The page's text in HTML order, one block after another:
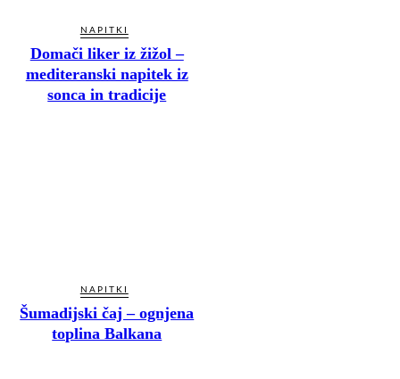
NAPITKI
Domači liker iz žižol –
mediteranski napitek iz
sonca in tradicije
NAPITKI
Šumadijski čaj – ognjena
toplina Balkana